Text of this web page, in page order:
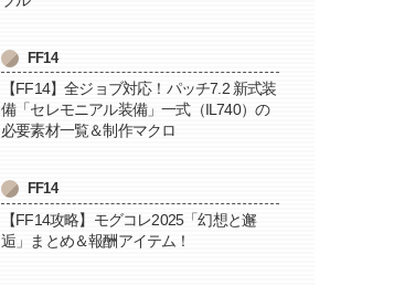
FF14
【FF14】全ジョブ対応！パッチ7.2 新式装
備「セレモニアル装備」一式（IL740）の
必要素材一覧＆制作マクロ
FF14
【FF14攻略】モグコレ2025「幻想と邂
逅」まとめ＆報酬アイテム！